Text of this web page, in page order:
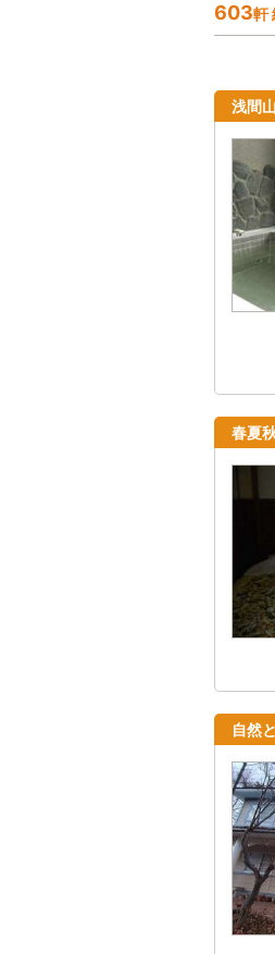
603軒
浅間
春夏
自然